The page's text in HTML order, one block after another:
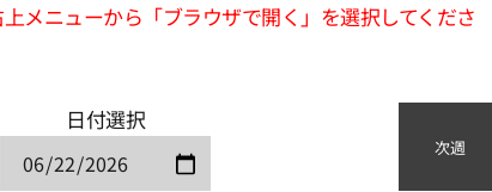
メニューから「ブラウザで開く」を選択してくださ
日付選択
次週